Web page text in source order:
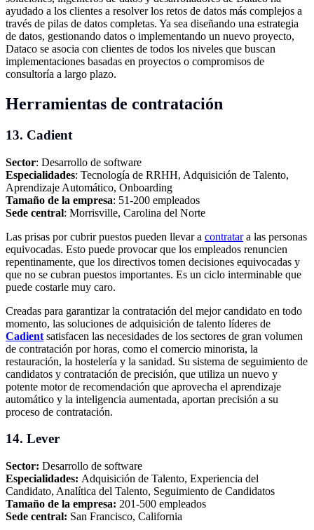
ayudado a los clientes a resolver los retos de datos más complejos a
través de pilas de datos completas. Ya sea diseñando una estrategia
de datos, gestionando datos o implementando un nuevo proyecto,
Dataco se asocia con clientes de todos los niveles que buscan
implementaciones basadas en proyectos o compromisos de
consultoría a largo plazo.
Herramientas de contratación
13. Cadient
Sector: Desarrollo de software
Especialidades: Tecnología de RRHH, Adquisición de Talento,
Aprendizaje Automático, Onboarding
Tamaño de la empresa: 51-200 empleados
Sede central: Morrisville, Carolina del Norte
Las prisas por cubrir puestos pueden llevar a contratara las personas
equivocadas. Esto puede provocar que los empleados renuncien
repentinamente, que los directivos tomen decisiones equivocadas y
que no se cubran puestos importantes. Es un ciclo interminable que
puede costarle muy caro.
Creadas para garantizar la contratación del mejor candidato en todo
momento, las soluciones de adquisición de talento líderes de
Cadient satisfacen las necesidades de los sectores de gran volumen
de contratación por horas, como el comercio minorista, la
restauración, la hostelería y la sanidad. Su sistema de seguimiento de
candidatos y contratación de precisión, que utiliza un nuevo y
potente motor de recomendación que aprovecha el aprendizaje
automático y la inteligencia aumentada, aportan precisión a su
proceso de contratación.
14. Lever
Sector: Desarrollo de software
Especialidades: Adquisición de Talento, Experiencia del
Candidato, Analítica del Talento, Seguimiento de Candidatos
Tamaño de la empresa: 201-500 empleados
Sede central: San Francisco, California